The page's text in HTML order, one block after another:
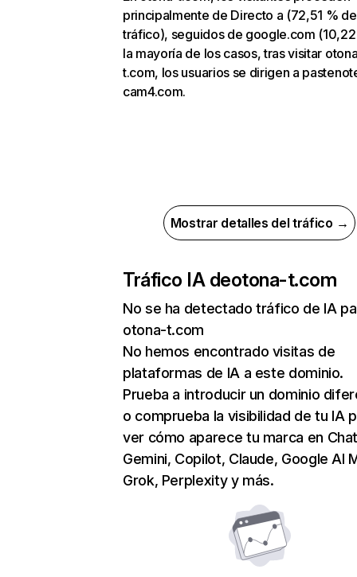
principalmente de Directo a (72,51 % de
tráfico), seguidos de google.com (10,22
la mayoría de los casos, tras visitar
t.com, los usuarios se dirigen a
cam4.com.
Mostrar detalles del tráfico →
Tráfico IA deotona-t.com
No se ha detectado tráfico de IA
otona-t.com
No hemos encontrado visitas de
plataformas de IA a este dominio.
Prueba a introducir un dominio
o comprueba la visibilidad de tu IA
ver cómo aparece tu marca en
Gemini, Copilot, Claude, Google AI
Grok, Perplexity y más.